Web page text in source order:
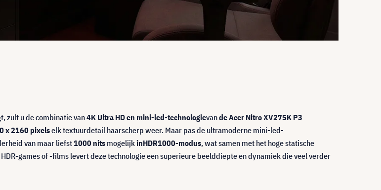
zult u de combinatie van4K Ultra HD en mini-led-technologievande Acer Nitro XV275K P3
x 2160 pixelselk textuurdetail haarscherp weer. Maar pas de ultramoderne mini-led-
van maar liefst1000 nits mogelijkinHDR1000-modus, wat samen met het hoge statische
games of -films levert deze technologie een superieure beelddiepte en dynamiek die veel verder